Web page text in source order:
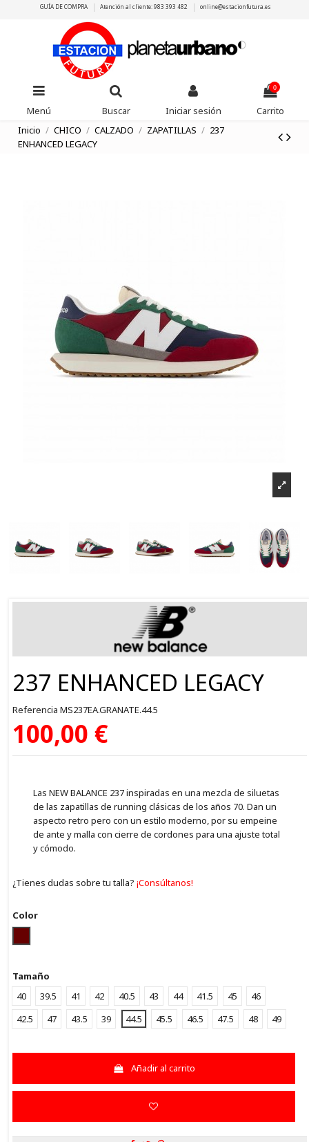
GUÍA DE COMPRA Atención al cliente: 983 393 482 online@estacionfutura.es
Menú Buscar Iniciar sesión
0
Carrito
Inicio
CHICO CALZADO ZAPATILLAS
237
ENHANCED LEGACY
237 ENHANCED LEGACY
Referencia MS237EA.GRANATE.44.5
100,00 €
Las NEW BALANCE 237 inspiradas en una mezcla de siluetas
de las zapatillas de running clásicas de los años 70. Dan un
aspecto retro pero con un estilo moderno, por su empeine
de ante y malla con cierre de cordones para una ajuste total
y cómodo.
¿Tienes dudas sobre tu talla? ¡Consúltanos!
Color
Tamaño
40
39.5 41 42 40.5 43 44 41.5 45
46
42.5
47 43.5 39 44.5 45.5 46.5 47.5 48 49
Añadir al carrito